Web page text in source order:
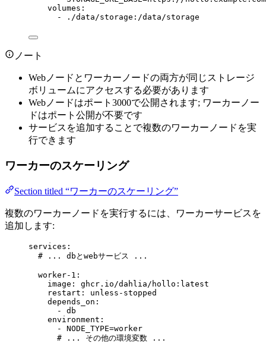
volumes :
-
./data/storage:/data/storage
ノート
Webノードとワーカーノードの両方が同じストレージ
ボリュームにアクセスする必要があります
Webノードはポート3000で公開されます; ワーカーノー
ドはポート公開が不要です
サービスを追加することで複数のワーカーノードを実
行できます
ワーカーのスケーリング
Section titled “ワーカーのスケーリング”
複数のワーカーノードを実行するには、ワーカーサービスを
追加します:
services :
# ... dbとwebサービス ...
worker-1 :
image : ghcr.io/dahlia/hollo:latest
restart : unless-stopped
depends_on :
- db
environment :
- NODE_TYPE=worker
# ... その他の環境変数 ...